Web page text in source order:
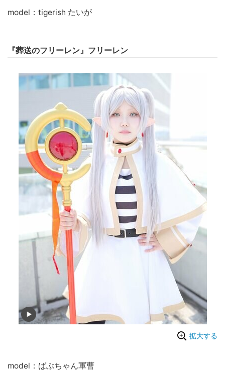
model：tigerish たいが
『葬送のフリーレン』フリーレン
拡大する
model：ばぶちゃん軍曹